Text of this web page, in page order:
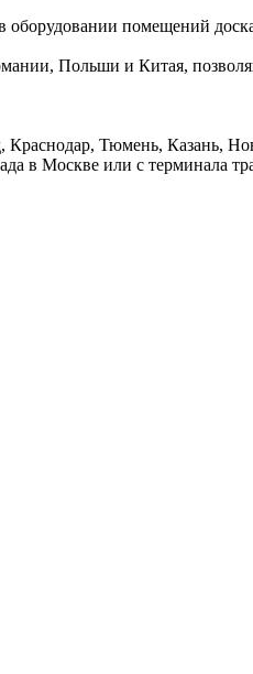
оборудовании помещений
Польши и Китая,
Тюмень, Казань,
в Москве или с терминала